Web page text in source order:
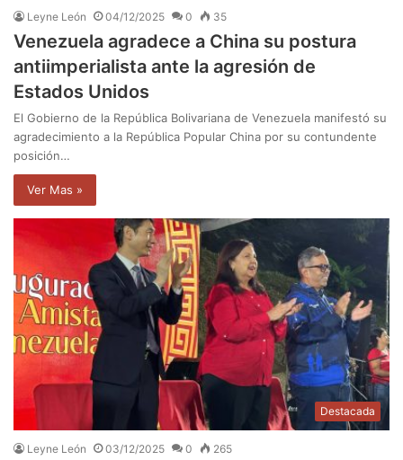
Leyne León 04/12/2025 0 35
Venezuela agradece a China su postura
antiimperialista ante la agresión de
Estados Unidos
El Gobierno de la República Bolivariana de Venezuela manifestó su
agradecimiento a la República Popular China por su contundente
posición…
Ver Mas »
Destacada
Leyne León 03/12/2025 0 265